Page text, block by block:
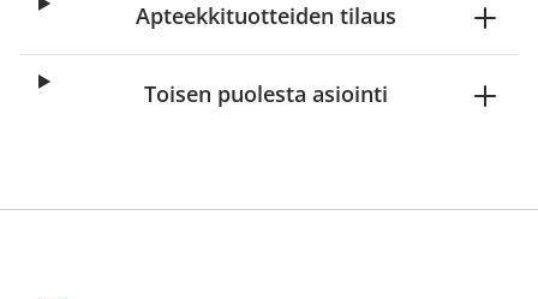
Apteekkituotteiden tilaus
Toisen puolesta asiointi